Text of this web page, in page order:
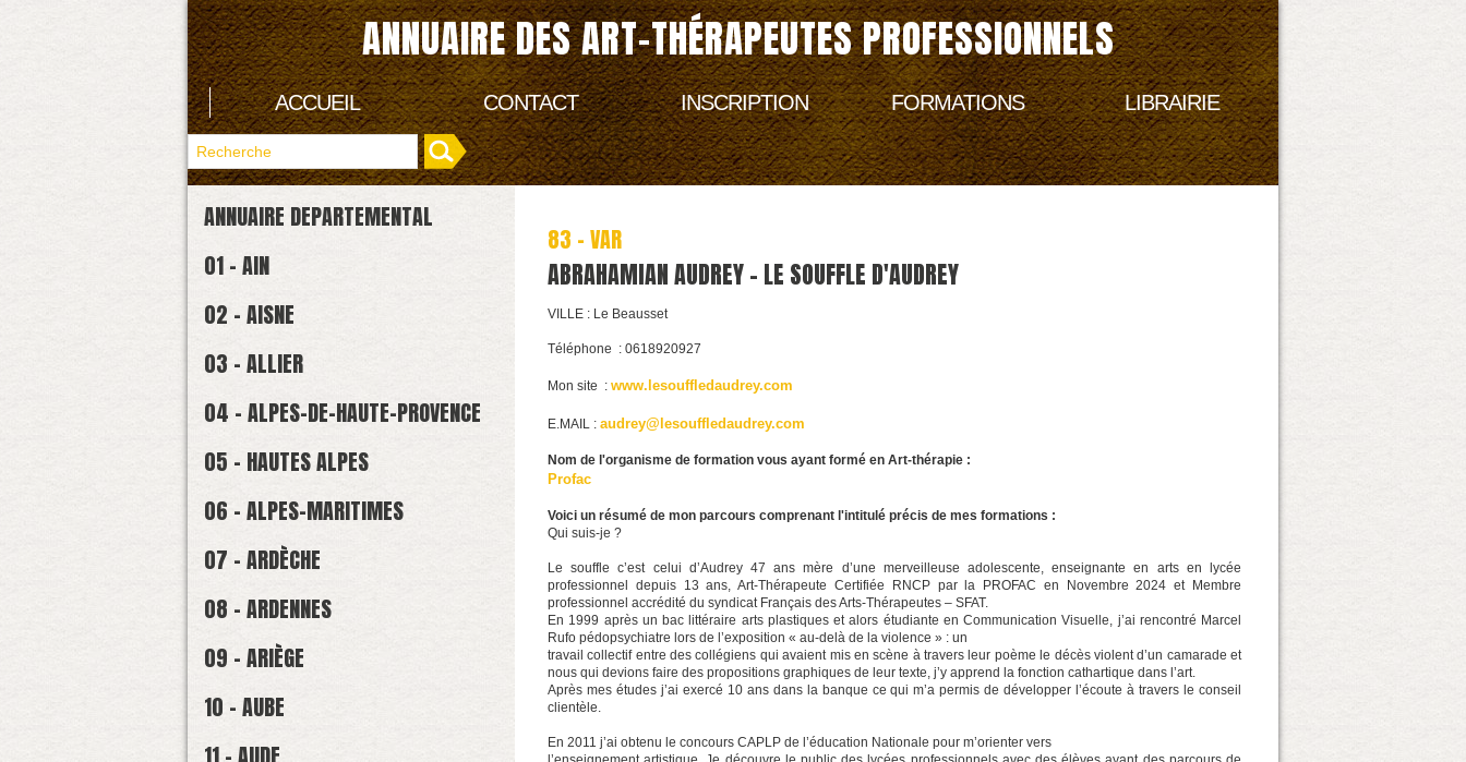
ANNUAIRE DES ART-THÉRAPEUTES PROFESSIONNELS
ACCUEIL CONTACT INSCRIPTION FORMATIONS LIBRAIRIE
ANNUAIRE DEPARTEMENTAL
01 - AIN
02 - AISNE
03 - ALLIER
04 - ALPES-DE-HAUTE-PROVENCE
05 - HAUTES ALPES
06 - ALPES-MARITIMES
07 - ARDÈCHE
08 - ARDENNES
09 - ARIÈGE
10 - AUBE
83 - VAR
ABRAHAMIAN AUDREY - LE SOUFFLE D'AUDREY
VILLE : Le Beausset
Téléphone : 0618920927
Mon site : www.lesouffledaudrey.com
E.MAIL : audrey@lesouffledaudrey.com
Nom de l'organisme de formation vous ayant formé en Art-thérapie :
Profac
Voici un résumé de mon parcours comprenant l'intitulé précis de mes formations :
Qui suis-je ?
Le souffle c’est celui d’Audrey 47 ans mère d’une merveilleuse adolescente, enseignante en arts en lycée
professionnel depuis 13 ans, Art-Thérapeute Certifiée RNCP par la PROFAC en Novembre 2024 et Membre
professionnel accrédité du syndicat Français des Arts-Thérapeutes – SFAT.
En 1999 après un bac littéraire arts plastiques et alors étudiante en Communication Visuelle, j’ai rencontré Marcel
Rufo pédopsychiatre lors de l’exposition « au-delà de la violence » : un
travail collectif entre des collégiens qui avaient mis en scène à travers leur poème le décès violent d’un camarade et
nous qui devions faire des propositions graphiques de leur texte, j’y apprend la fonction cathartique dans l’art.
Après mes études j’ai exercé 10 ans dans la banque ce qui m’a permis de développer l’écoute à travers le conseil
clientèle.
En 2011 j’ai obtenu le concours CAPLP de l’éducation Nationale pour m’orienter vers